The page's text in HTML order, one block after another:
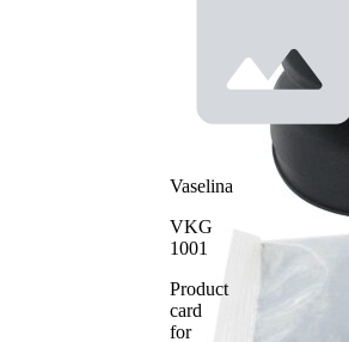
Vaselina
VKG
1001
Product
card
for